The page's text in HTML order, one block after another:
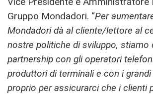
Gruppo Mondadori. “Per
Mondadori dà al cliente/lettore al
nostre politiche di sviluppo, stiamo
partnership con gli operatori
produttori di terminali e con i
proprio per assicurarci che i clienti